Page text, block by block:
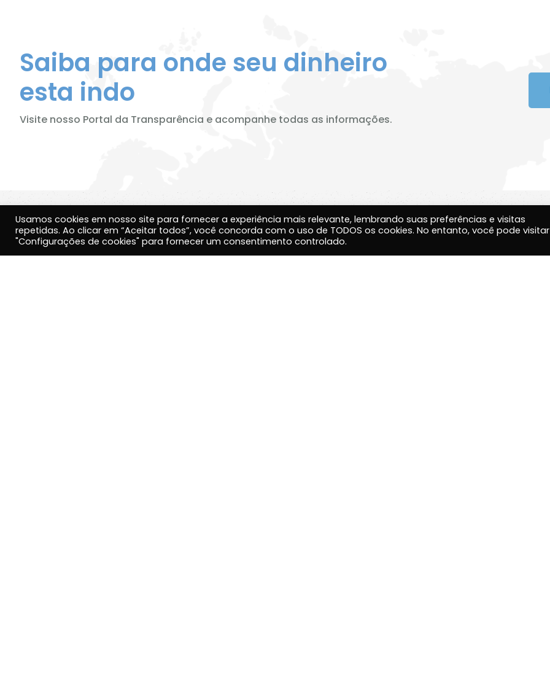
Saiba para onde seu dinheiro
esta indo
Visite nosso Portal da Transparência e acompanhe todas as informações.
Empresas Amigas
Usamos cookies em nosso site para fornecer a experiência mais relevante, lembrando suas preferências e visitas
repetidas. Ao clicar em “Aceitar todos”, você concorda com o uso de TODOS os cookies. No entanto, você pode visitar
"Configurações de cookies" para fornecer um consentimento controlado.